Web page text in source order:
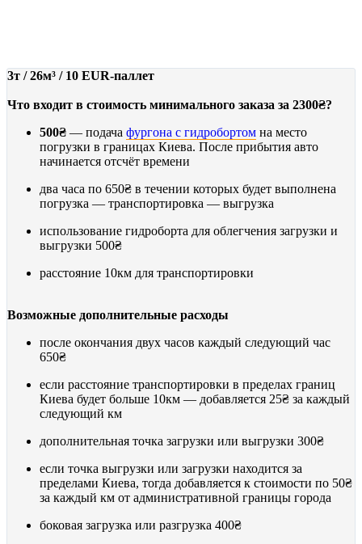
3т / 26м³ / 10 EUR-паллет
Что входит в стоимость минимального заказа за 2300₴?
500₴ — подача фургона с гидробортом на место
погрузки в границах Киева. После прибытия авто
начинается отсчёт времени
два часа по 650₴ в течении которых будет выполнена
погрузка — транспортировка — выгрузка
использование гидроборта для облегчения загрузки и
выгрузки 500₴
расстояние 10км для транспортировки
Возможные дополнительные расходы
после окончания двух часов каждый следующий час
650₴
если расстояние транспортировки в пределах границ
Киева будет больше 10км — добавляется 25₴ за каждый
следующий км
дополнительная точка загрузки или выгрузки 300₴
если точка выгрузки или загрузки находится за
пределами Киева, тогда добавляется к стоимости по 50₴
за каждый км от административной границы города
боковая загрузка или разгрузка 400₴